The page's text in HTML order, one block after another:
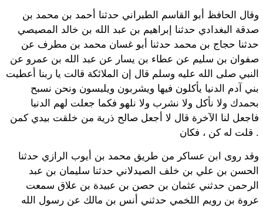
وقال الحافظ أبو القاسم الطبراني حدثنا أحمد بن محمد بن
صدقة البغدادي حدثنا إبراهيم بن عبد الله بن خالد المصيصي
حدثنا حجاج بن محمد حدثنا أبو غسان محمد بن مطرف عن
صفوان بن سليم عن عطاء بن يسار عن عبد الله بن عمرو عن
النبي صلى الله عليه وسلم قال إن الملائكة قالت يا ربنا أعطيت
بني آدم الدنيا يأكلون فيها ويشربون ويلبسون ونحن نسبح
بحمدك ولا نأكل ولا نشرب ولا نلهو فكما جعلت لهم الدنيا
فاجعل لنا الآخرة قال لا أجعل صالح ذرية من خلقت بيدي كمن
قلت له كن ، فكان .
وقد روى ابن عساكر من طريق محمد بن أيوب الرازي حدثنا
الحسن بن علي بن خلف الصيدلاني حدثنا سليمان بن عبد
الرحمن حدثني عثمان بن حصن بن عبيدة بن علاق سمعت
عروة بن رويم اللخمي حدثني أنس بن مالك عن رسول الله